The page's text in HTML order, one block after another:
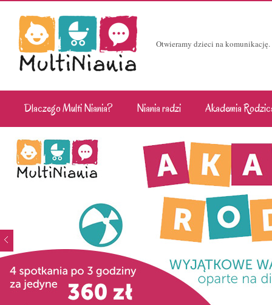
Otwieramy dzieci na
Dlaczego Multi Niania? Niania radzi Akademia